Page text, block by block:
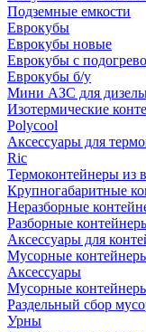
Подземные емкости
Еврокубы
Еврокубы новые
Еврокубы с
Еврокубы б/у
Мини АЗС для
Изотермические
Polycool
Аксессуары для
Ric
Термоконтейнеры из
Крупногабаритные
Неразборные
Разборные
Аксессуары для
Мусорные
Аксессуары
Мусорные
Раздельный сбор
Урны